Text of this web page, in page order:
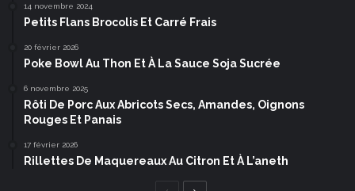
14 novembre 2024
Petits Flans Brocolis Et Carré Frais
20 février 2026
Poke Bowl Au Thon Et À La Sauce Soja Sucrée
6 novembre 2025
Rôti De Porc Aux Abricots Secs, Amandes, Oignons
Rouges Et Panais
17 février 2026
Rillettes De Maquereaux Au Citron Et À L’aneth